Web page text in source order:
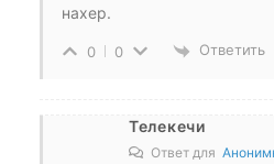
нахер.
0 0 Ответить
Телекечи
Ответ для